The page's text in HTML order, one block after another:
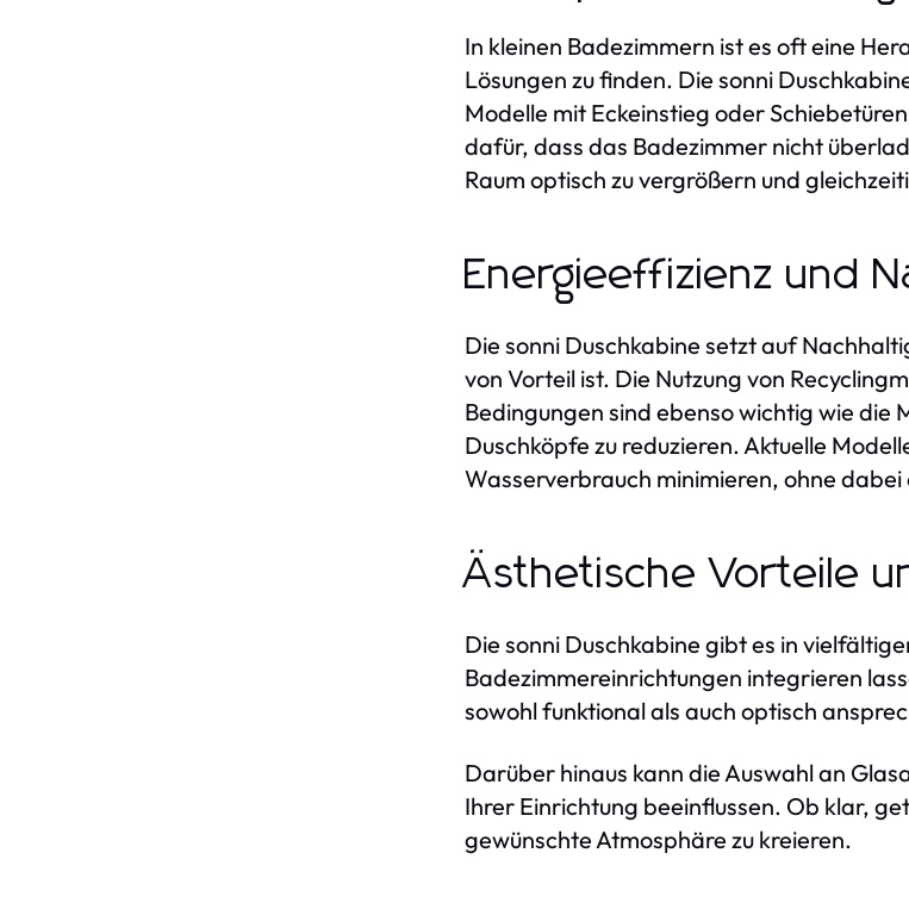
In kleinen Badezimmern ist es oft eine
Lösungen zu finden. Die sonni
Modelle mit Eckeinstieg oder
dafür, dass das Badezimmer nicht
Raum optisch zu vergrößern und
Energieeffizienz und
Die sonni Duschkabine setzt auf
von Vorteil ist. Die Nutzung von
Bedingungen sind ebenso wichtig wie die
Duschköpfe zu reduzieren. Aktuelle
Wasserverbrauch minimieren, ohne
Ästhetische Vorteile
Die sonni Duschkabine gibt es in
Badezimmereinrichtungen integrieren
sowohl funktional als auch optisch
Darüber hinaus kann die Auswahl an
Ihrer Einrichtung beeinflussen. Ob klar,
gewünschte Atmosphäre zu kreieren.